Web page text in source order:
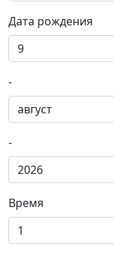
Дата рождения
-
-
Время